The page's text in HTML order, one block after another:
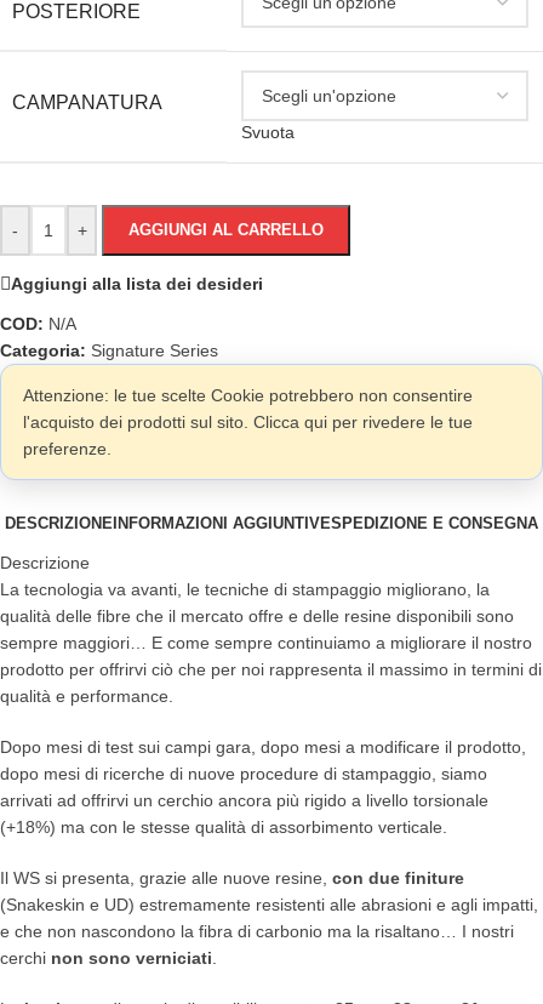
POSTERIORE
CAMPANATURA
Svuota
- + AGGIUNGI AL CARRELLO
Aggiungi alla lista dei desideri
COD: N/A
Categoria: Signature Series
Attenzione: le tue scelte Cookie potrebbero non consentire
l'acquisto dei prodotti sul sito. Clicca qui per rivedere le tue
preferenze.
DESCRIZIONE INFORMAZIONI AGGIUNTIVESPEDIZIONE E CONSEGNA
Descrizione
La tecnologia va avanti, le tecniche di stampaggio migliorano, la
qualità delle fibre che il mercato offre e delle resine disponibili sono
sempre maggiori… E come sempre continuiamo a migliorare il nostro
prodotto per offrirvi ciò che per noi rappresenta il massimo in termini di
qualità e performance.
Dopo mesi di test sui campi gara, dopo mesi a modificare il prodotto,
dopo mesi di ricerche di nuove procedure di stampaggio, siamo
arrivati ad offrirvi un cerchio ancora più rigido a livello torsionale
(+18%) ma con le stesse qualità di assorbimento verticale.
Il WS si presenta, grazie alle nuove resine, con due finiture
(Snakeskin e UD) estremamente resistenti alle abrasioni e agli impatti,
e che non nascondono la fibra di carbonio ma la risaltano… I nostri
cerchi non sono verniciati.